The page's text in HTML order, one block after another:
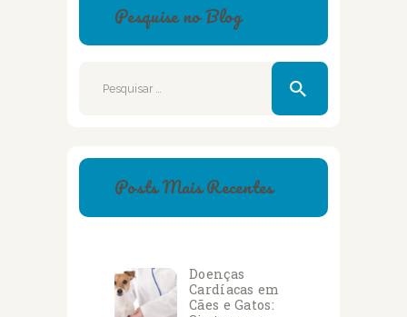
Pesquise no Blog
Posts Mais Recentes
Doenças
Cardíacas em
Cães e Gatos: